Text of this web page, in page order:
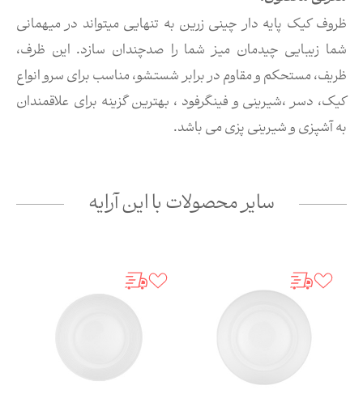
ظروف کیک پایه دار چینی زرین به تنهایی میتواند در میهمانی
شما زیبایی چیدمان میز شما را صدچندان سازد. اين ظرف،
ظریف، مستحکم و مقاوم در برابر شستشو، مناسب برای سرو انواع
كيك، دسر ،شيرينی و فينگرفود ، بهترین گزینه برای علاقمندان
به آشپزی و شیرینی پزی می باشد.
سایر محصولات با این آرایه